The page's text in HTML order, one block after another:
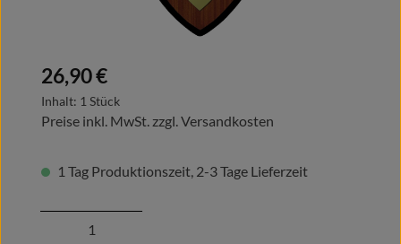
Regulärer Preis:
26,90 €
Inhalt: 1 Stück
Preise inkl. MwSt. zzgl. Versandkosten
1 Tag Produktionszeit, 2-3 Tage Lieferzeit
Produkt Anzahl: Gib den gewünschten